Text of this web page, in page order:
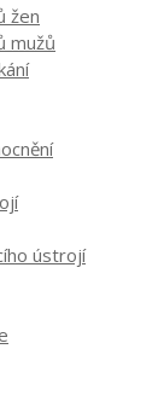
žen
mužů
ústrojí